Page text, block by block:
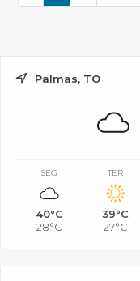
Palmas, TO
SEG
40°C
28°C
TER
39°C
27°C